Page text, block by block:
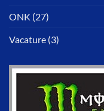
ONK (27)
Vacature (3)